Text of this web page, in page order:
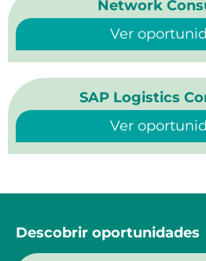
Network
Ver
SAP Logistics
Ver
Descobrir oportunidades